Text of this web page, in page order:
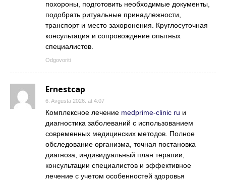
похороны, подготовить необходимые документы,
подобрать ритуальные принадлежности,
транспорт и место захоронения. Круглосуточная
консультация и сопровождение опытных
специалистов.
Odgovoriti
Ernestcap
6. Avgusta 2026. at 4:07
Комплексное лечение medprime-clinic ru и
диагностика заболеваний с использованием
современных медицинских методов. Полное
обследование организма, точная постановка
диагноза, индивидуальный план терапии,
консультации специалистов и эффективное
лечение с учетом особенностей здоровья